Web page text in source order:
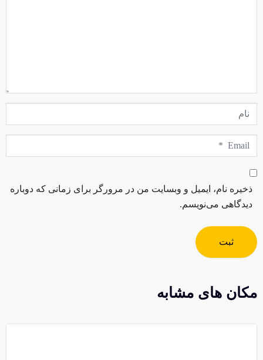
Email
*
ذخیره نام، ایمیل و وبسایت من در مرورگر برای زمانی که دوباره
دیدگاهی می‌نویسم.
ثبت
مکان های مشابه